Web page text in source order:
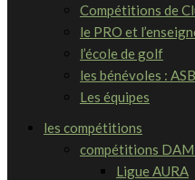
Compétitions de
le PRO et
l’école de golf
les bénévoles :
Les équipes
les compétitions
compétitions
Ligue AURA